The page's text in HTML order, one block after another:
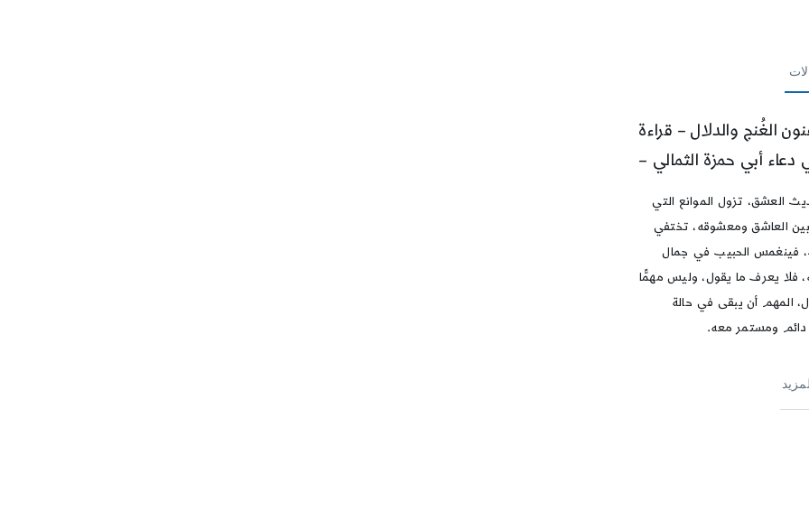
الغُنج والدلال – قراءة
دعاء أبي حمزة الثمالي –
العشق، تزول الموانع التي
العاشق ومعشوقه، تختفي
فينغمس الحبيب في جمال
فلا يعرف ما يقول، وليس مهمًّا
المهم أن يبقى في حالة
ومستمر معه.